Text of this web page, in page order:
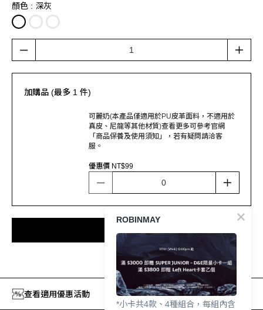
顏色 : 深灰
加購品 (最多 1 件)
優惠價 NT$99
可麗奶(本產品僅適用於PU皮革面料，不適用於
真皮、尼龍等其他材質)查看更多可參考官網
「商品保養及使用須知」，若有疑問請洽客
服。
加入追蹤清單
查看適用優惠活動
ROBINMAY
*小卡共4款、4種組合，每組內含